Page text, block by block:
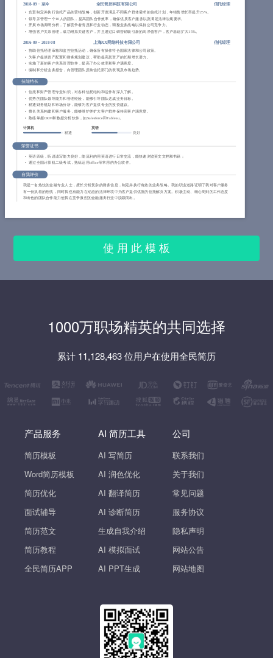
2018-09~至今 全民简历科技有限公司 信托经理
负责制定并执行信托产品的营销战略，创新开发满足不同客户群体需求的信托计划，年销售增长率提升25%。
领导并管理一个10人的团队，提高团队合作效率，确保优质客户服务以及满足法律法规要求。
开展市场调研分析，了解竞争者情况和行业动态，调整业务战略以保持公司竞争力。
增强客户关系管理，成功维系关键客户，并且通过口碑营销吸引新的高净值客户，客户基础扩大15%。
2016-09~2018-08 上海XX网络科技有限公司 信托经理
协助信托经理审核和监控信托活动，确保所有操作符合国家法律和公司政策。
为客户提供资产配置和财务规划建议，帮助提高其资产的长期增长潜力。
实施了新的客户关系管理软件，提高了办公效率和客户满意度。
编制和分析业务报告，向管理团队反映信托部门的表现及市场趋势。
技能特长
信托和财产管理专业知识，对各种信托结构和运作有深入了解。
优秀的团队领导能力和管理经验，能够引导团队达成业务目标。
精通财务规划和市场分析，能够为客户提供专业的投资建议。
擅长关系构建和客户服务，能够维护并扩大客户群并保持高客户满意度。
熟练掌握CRM和数据分析软件，如Salesforce和Tableau。
计算机
精通
英语
良好
荣誉证书
英语四级，听说读写能力良好，能流利的用英语进行日常交流，能快速浏览英文文档和书籍；
通过全国计算机二级考试，熟练运用office等常用的办公软件。
自我评价
我是一名热忱的金融专业人士，擅长分析复杂的财务信息，制定并执行有效的业务战略。我的职业道路证明了我对客户服务
有一份执着的热忱，同时我也有能力在动态的法律环境中为客户提供优质的信托解决方案。积极主动、细心周到的工作态度
和出色的团队合作能力使我在竞争激烈的金融服务行业中脱颖而出。
使 用 此 模 板
1000万职场精英的共同选择
累计 11,128,463 位用户在使用全民简历
产品服务
简历模板
Word简历模板
简历优化
面试辅导
简历范文
简历教程
全民简历APP
AI 简历工具
AI 写简历
AI 润色优化
AI 翻译简历
AI 诊断简历
生成自我介绍
AI 模拟面试
AI PPT生成
公司
联系我们
关于我们
常见问题
服务协议
隐私声明
网站公告
网站地图